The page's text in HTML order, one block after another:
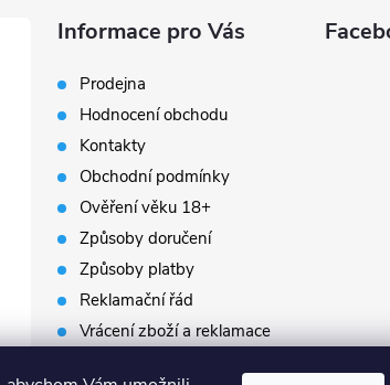
Informace pro Vás
Prodejna
Hodnocení obchodu
Kontakty
Obchodní podmínky
Ověření věku 18+
Způsoby doručení
Způsoby platby
Reklamační řád
Vrácení zboží a reklamace